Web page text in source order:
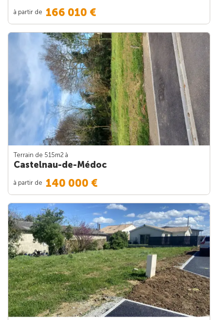
à partir de 166 010 €
Terrain de 515m2 à
Castelnau-de-Médoc
à partir de 140 000 €